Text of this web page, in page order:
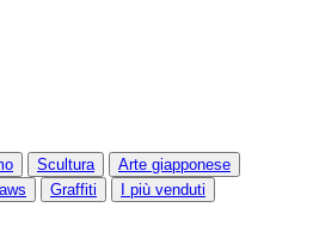
Scultura
Arte giapponese
Graffiti I più venduti